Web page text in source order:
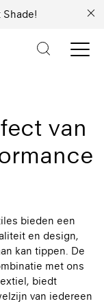
Shade!
van
bieden een
en design,
kan tippen. De
met ons
biedt
van iedereen